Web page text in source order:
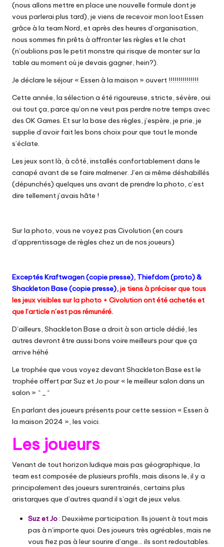
(nous allons mettre en place une nouvelle formule dont je
vous parlerai plus tard), je viens de recevoir mon loot Essen
grâce à la team Nord, et après des heures d’organisation,
nous sommes fin prêts à affronter les règles et le chat
(n’oublions pas le petit monstre qui risque de monter sur la
table au moment où je devais gagner, hein?).
Je déclare le séjour « Essen à la maison » ouvert !!!!!!!!!!!!!!!
Cette année, la sélection a été rigoureuse, stricte, sévère, oui
oui tout ça, parce qu’on ne veut pas perdre notre temps avec
des OK Games. Et sur la base des règles, j’espère, je prie, je
supplie d’avoir fait les bons choix pour que tout le monde
s’éclate.
Les jeux sont là, à côté, installés confortablement dans le
canapé avant de se faire malmener. J’en ai même déshabillés
(dépunchés) quelques uns avant de prendre la photo, c’est
dire tellement j’avais hâte !
Sur la photo, vous ne voyez pas Civolution (en cours
d’apprentissage de règles chez un de nos joueurs)
Exceptés Kraftwagen (copie presse), Thiefdom (proto) &
Shackleton Base (copie presse),je tiens à préciser que tous
les jeux visibles sur la photo + Civolution ont été achetés et
que l’article n’est pas rémunéré.
D’ailleurs, Shackleton Base a droit à son article dédié, les
autres devront être aussi bons voire meilleurs pour que ça
arrive héhé
Le trophée que vous voyez devant Shackleton Base est le
trophée offert par Suz et Jo pour « le meilleur salon dans un
salon » ^_^
En parlant des joueurs présents pour cette session « Essen à
la maison 2024 », les voici.
Les joueurs
Venant de tout horizon ludique mais pas géographique, la
team est composée de plusieurs profils, mais disons le, il y a
principalement des joueurs surentrainés, certains plus
aristarques que d’autres quand il s’agit de jeux velus.
Suz et Jo: Deuxième participation. Ils jouent à tout mais
pas à n’importe quoi. Des joueurs très agréables, mais ne
vous fiez pas à leur sourire d’ange… ils sont redoutables.